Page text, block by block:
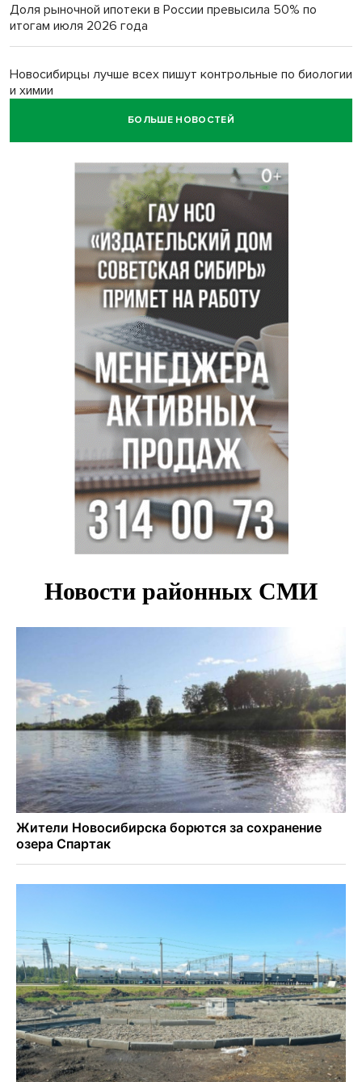
Доля рыночной ипотеки в России превысила 50% по
итогам июля 2026 года
Новосибирцы лучше всех пишут контрольные по биологии
и химии
БОЛЬШЕ НОВОСТЕЙ